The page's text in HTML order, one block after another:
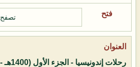
تصفح
رحلات إندونيسيا - الجزء الأول (1400هـ - 1980م)